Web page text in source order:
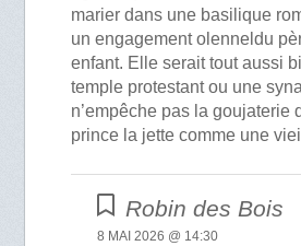
marier dans une basilique
un engagement olenneldu
enfant. Elle serait tout aussi
temple protestant ou une
n’empêche pas la goujaterie
prince la jette comme une
Robin des Bois
8 MAI 2026 @ 14:30